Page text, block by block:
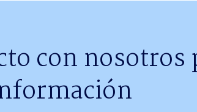
con nosotros